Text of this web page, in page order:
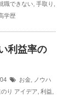
職できない, 手取り ,
学歴
利益率の
お金, ノウハ
り アイデア, 利益,